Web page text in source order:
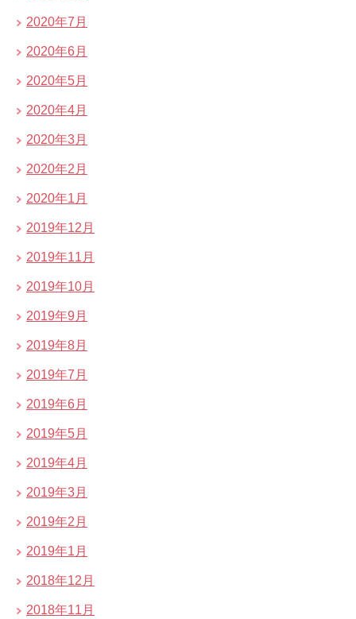
2020年7月
2020年6月
2020年5月
2020年4月
2020年3月
2020年2月
2020年1月
2019年12月
2019年11月
2019年10月
2019年9月
2019年8月
2019年7月
2019年6月
2019年5月
2019年4月
2019年3月
2019年2月
2019年1月
2018年12月
2018年11月